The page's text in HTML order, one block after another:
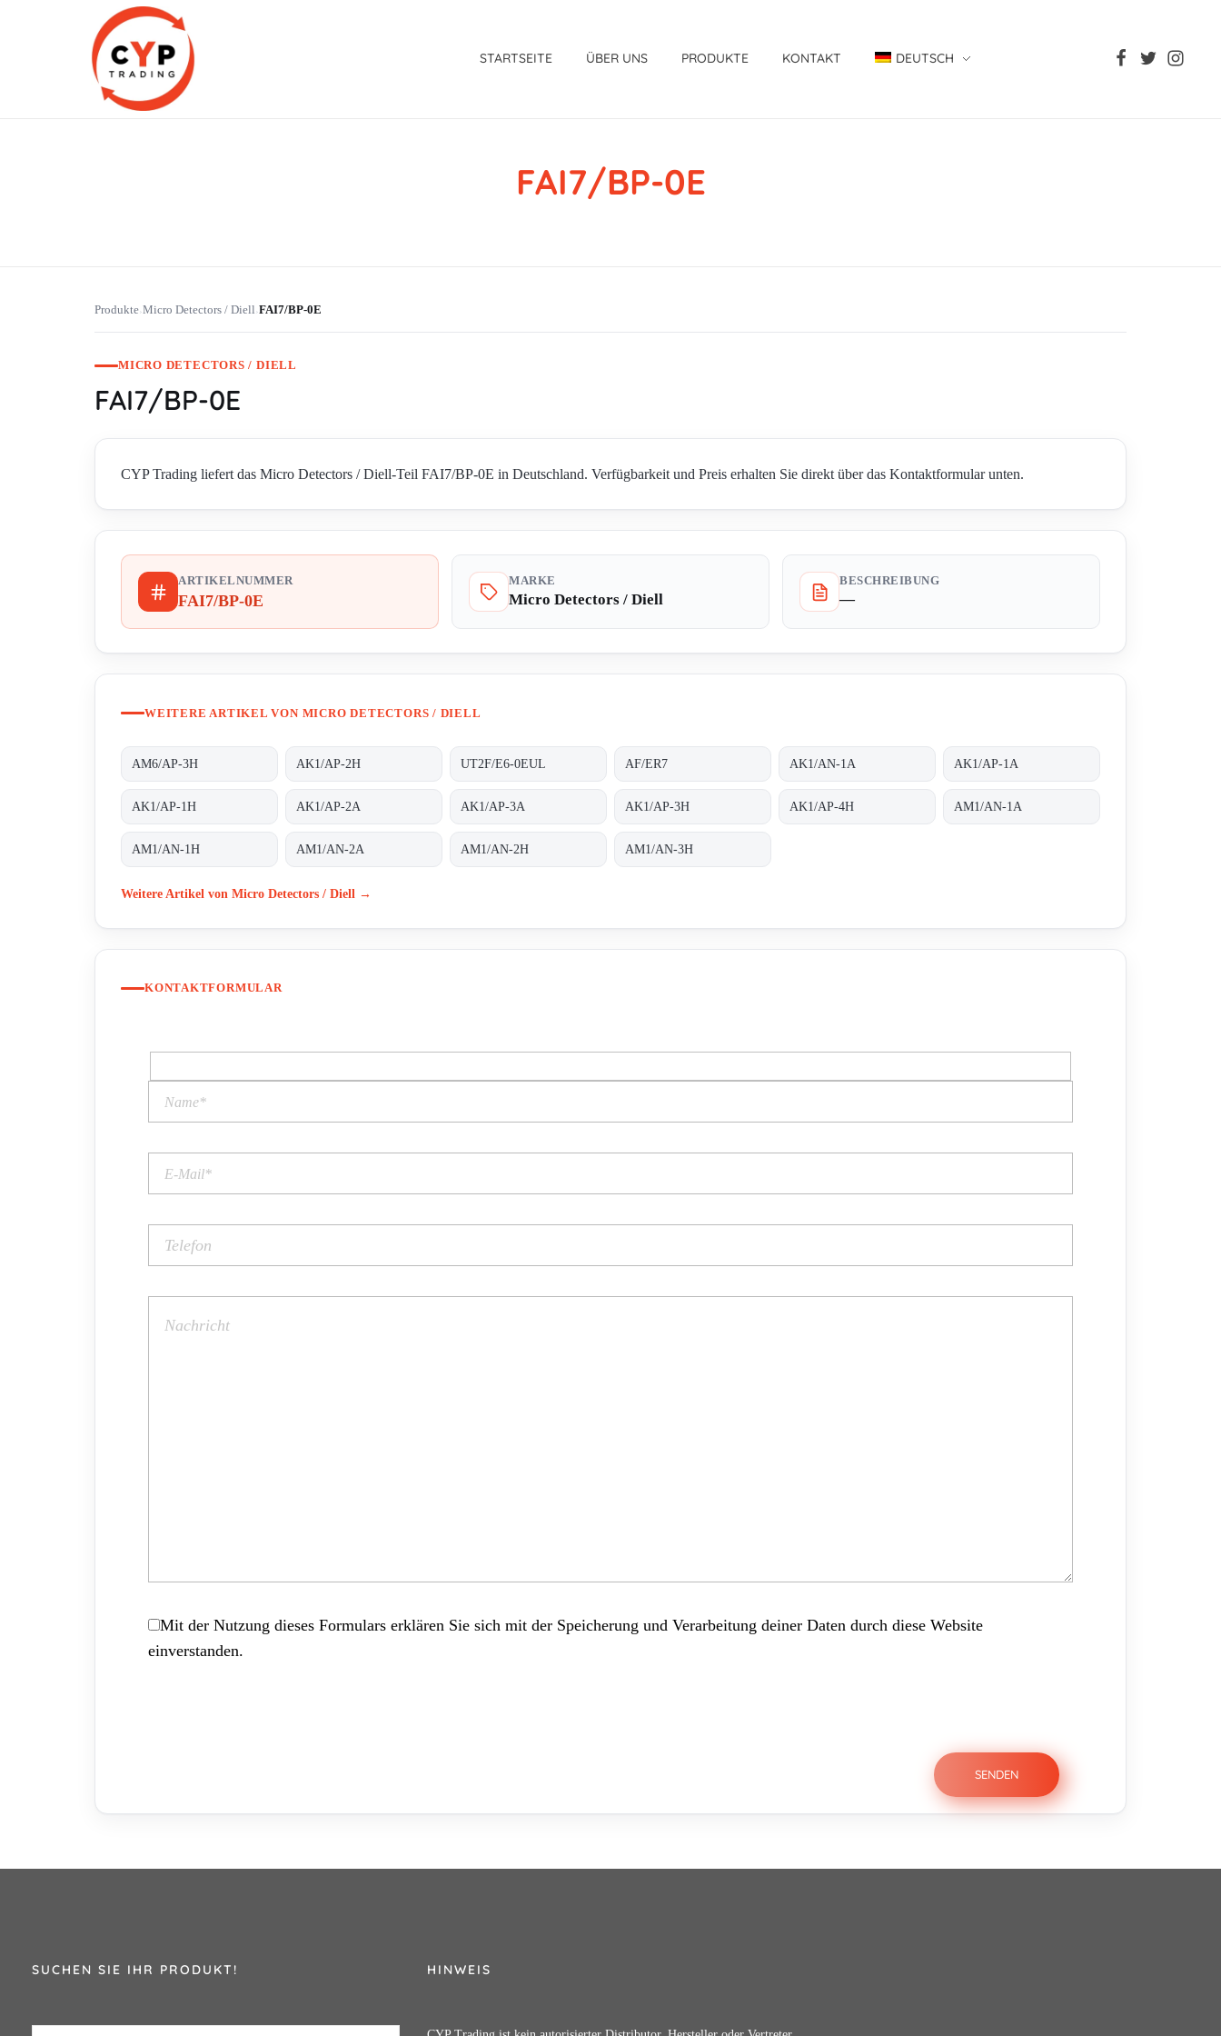
STARTSEITE ÜBER UNS PRODUKTE KONTAKT DEUTSCH
FAI7/BP-0E
Produkte›Micro Detectors / Diell›FAI7/BP-0E
MICRO DETECTORS / DIELL
FAI7/BP-0E
CYP Trading liefert das Micro Detectors / Diell-Teil FAI7/BP-0E in Deutschland. Verfügbarkeit und Preis erhalten Sie direkt über das Kontaktformular unten.
ARTIKELNUMMER
FAI7/BP-0E
MARKE
Micro Detectors / Diell
BESCHREIBUNG
—
WEITERE ARTIKEL VON MICRO DETECTORS / DIELL
AM6/AP-3H AK1/AP-2H UT2F/E6-0EUL AF/ER7 AK1/AN-1A AK1/AP-1A
AK1/AP-1H AK1/AP-2A AK1/AP-3A AK1/AP-3H AK1/AP-4H AM1/AN-1A
AM1/AN-1H AM1/AN-2A AM1/AN-2H AM1/AN-3H
Weitere Artikel von Micro Detectors / Diell →
KONTAKTFORMULAR
Mit der Nutzung dieses Formulars erklären Sie sich mit der Speicherung und Verarbeitung deiner Daten durch diese Website
einverstanden.
SUCHEN SIE IHR PRODUKT! HINWEIS